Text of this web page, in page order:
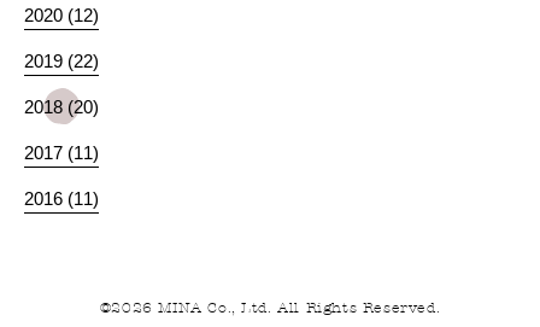
2020 (12)
2019 (22)
2018 (20)
2017 (11)
2016 (11)
©2026 MINA Co., Ltd. All Rights Reserved.